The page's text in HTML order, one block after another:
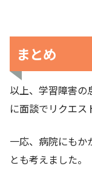
まとめ
以上、学習障害の
に面談でリクエス
一応、病院にもか
とも考えました。